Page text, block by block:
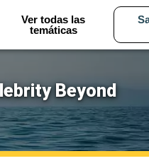
Ver todas las
temáticas
Beyond